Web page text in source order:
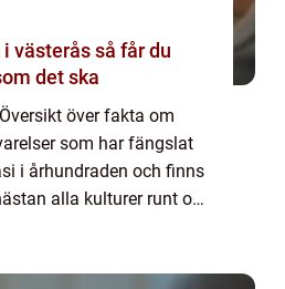
så får du
det ska
över fakta om
som har fängslat
i århundraden och finns
alla kulturer runt om